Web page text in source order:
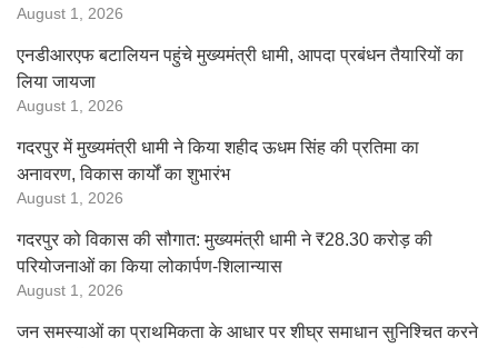
August 1, 2026
एनडीआरएफ बटालियन पहुंचे मुख्यमंत्री धामी, आपदा प्रबंधन तैयारियों का
लिया जायजा
August 1, 2026
गदरपुर में मुख्यमंत्री धामी ने किया शहीद ऊधम सिंह की प्रतिमा का
अनावरण, विकास कार्यों का शुभारंभ
August 1, 2026
गदरपुर को विकास की सौगात: मुख्यमंत्री धामी ने ₹28.30 करोड़ की
परियोजनाओं का किया लोकार्पण-शिलान्यास
August 1, 2026
जन समस्याओं का प्राथमिकता के आधार पर शीघ्र समाधान सुनिश्चित करने